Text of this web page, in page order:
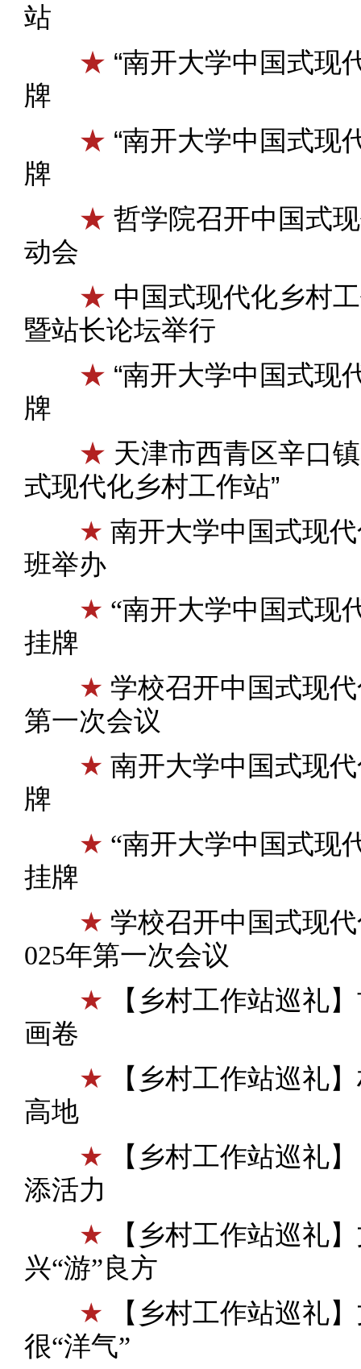
站
★ “南开大学中国式现
牌
★ “南开大学中国式现
牌
★ 哲学院召开中国式
动会
★ 中国式现代化乡村
暨站长论坛举行
★ “南开大学中国式现
牌
★ 天津市西青区辛口
式现代化乡村工作站”
★ 南开大学中国式现
班举办
★ “南开大学中国式现
挂牌
★ 学校召开中国式现
第一次会议
★ 南开大学中国式现
牌
★ “南开大学中国式现
挂牌
★ 学校召开中国式现
025年第一次会议
★
【乡村工作站巡礼
画卷
★
【乡村工作站巡礼
高地
★
【乡村工作站巡礼
添活力
★
【乡村工作站巡礼
兴“游”良方
★
【乡村工作站巡礼
很“洋气”